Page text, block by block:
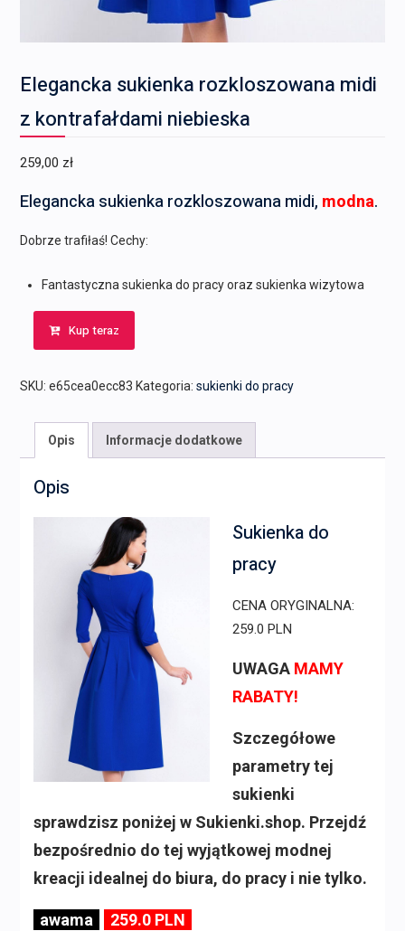
Elegancka sukienka rozkloszowana midi
z kontrafałdami niebieska
259,00 zł
Elegancka sukienka rozkloszowana midi, modna.
Dobrze trafiłaś! Cechy:
Fantastyczna sukienka do pracy oraz sukienka wizytowa
Kup teraz
SKU: e65cea0ecc83 Kategoria: sukienki do pracy
Opis Informacje dodatkowe
Opis
Sukienka do
pracy
CENA ORYGINALNA:
259.0 PLN
UWAGA MAMY
RABATY!
Szczegółowe
parametry tej
sukienki
sprawdzisz poniżej w Sukienki.shop. Przejdź
bezpośrednio do tej wyjątkowej modnej
kreacji idealnej do biura, do pracy i nie tylko.
awama 259.0 PLN